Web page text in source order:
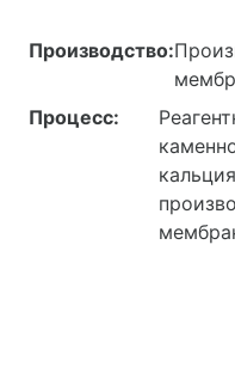
Производство:
Процесс: